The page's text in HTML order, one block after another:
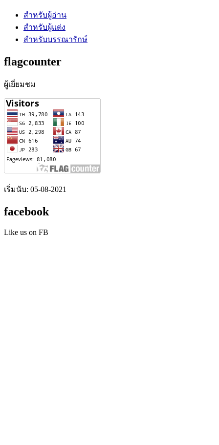
สำหรับผู้อ่าน
สำหรับผู้แต่ง
สำหรับบรรณารักษ์
flagcounter
ผู้เยี่ยมชม
เริ่มนับ: 05-08-2021
facebook
Like us on FB